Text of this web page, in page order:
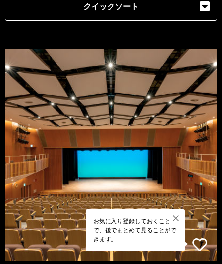
クイックソート
お気に入り登録しておくこと
で、後でまとめて見ることがで
きます。